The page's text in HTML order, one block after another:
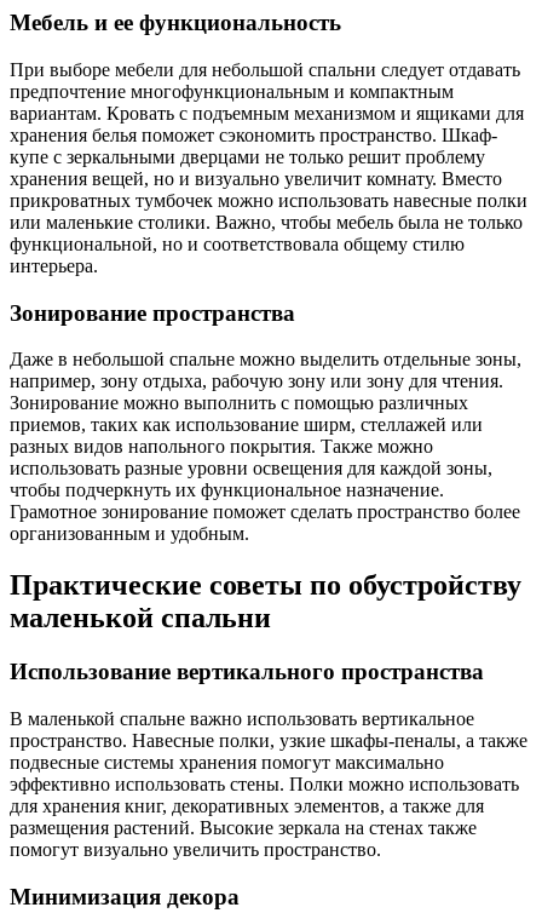
Мебель и ее функциональность
При выборе мебели для небольшой спальни следует отдавать
предпочтение многофункциональным и компактным
вариантам. Кровать с подъемным механизмом и ящиками для
хранения белья поможет сэкономить пространство. Шкаф-
купе с зеркальными дверцами не только решит проблему
хранения вещей, но и визуально увеличит комнату. Вместо
прикроватных тумбочек можно использовать навесные полки
или маленькие столики. Важно, чтобы мебель была не только
функциональной, но и соответствовала общему стилю
интерьера.
Зонирование пространства
Даже в небольшой спальне можно выделить отдельные зоны,
например, зону отдыха, рабочую зону или зону для чтения.
Зонирование можно выполнить с помощью различных
приемов, таких как использование ширм, стеллажей или
разных видов напольного покрытия. Также можно
использовать разные уровни освещения для каждой зоны,
чтобы подчеркнуть их функциональное назначение.
Грамотное зонирование поможет сделать пространство более
организованным и удобным.
Практические советы по обустройству
маленькой спальни
Использование вертикального пространства
В маленькой спальне важно использовать вертикальное
пространство. Навесные полки, узкие шкафы-пеналы, а также
подвесные системы хранения помогут максимально
эффективно использовать стены. Полки можно использовать
для хранения книг, декоративных элементов, а также для
размещения растений. Высокие зеркала на стенах также
помогут визуально увеличить пространство.
Минимизация декора